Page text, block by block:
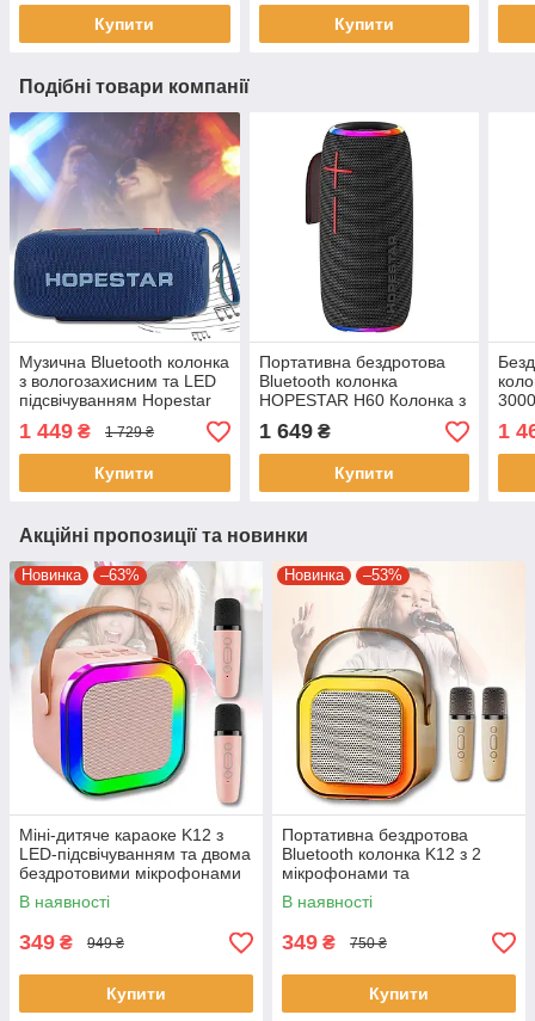
Купити Купити
Подібні товари компанії
Музична Bluetooth колонка
з вологозахисним та LED
підсвічуванням Hopestar
H49 Синя
1 449 ₴ 1 729 ₴
Купити
Портативна бездротова
Bluetooth колонка
HOPESTAR H60 Колонка з
підсвічуванням та гарним
звуком
1 649₴
Купити
P34
1
Акційні пропозиції та новинки
Новинка –63%
Міні-дитяче караоке K12 з
LED-підсвічуванням та двома
бездротовими мікрофонами
В наявності
349 ₴ 949 ₴
Купити
Новинка –53%
Портативна бездротова
Bluetooth колонка K12 з 2
мікрофонами та
підсвічуванням
В наявності
349 ₴ 750 ₴
Купити